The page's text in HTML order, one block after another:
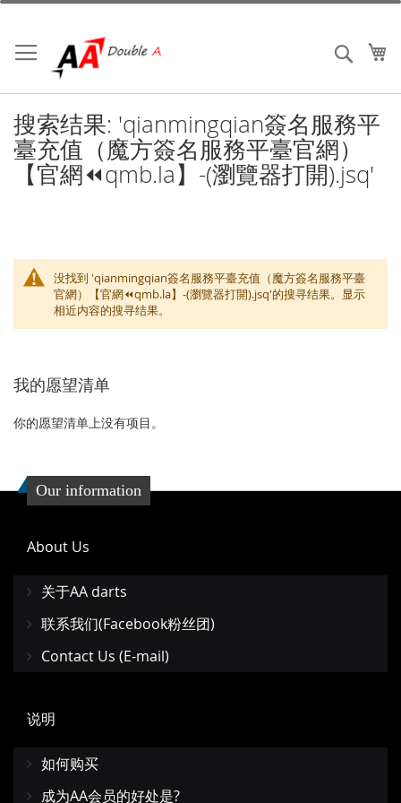
跳
内
容
搜索
搜索结果: 'qianmingqian簽名服務平
臺充值（魔方簽名服務平臺官網）
【官網⏪️qmb.la】-(瀏覽器打開).jsq'
没找到 'qianmingqian簽名服務平臺充值（魔方簽名服務平臺
官網）【官網⏪️qmb.la】-(瀏覽器打開).jsq'的搜寻结果。显示
相近内容的搜寻结果。
我的愿望清单
你的愿望清单上没有项目。
Our information
About Us
关于AA darts
联系我们(Facebook粉丝团)
Contact Us (E-mail)
说明
如何购买
成为AA会员的好处是?